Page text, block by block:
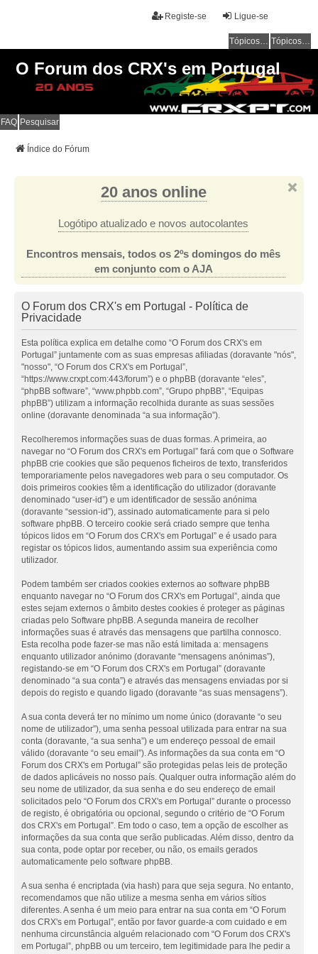
Ligue-se
Registe-se
Tópicos sem resposta Tópicos ativos
O Forum dos CRX's em Portugal
FAQ Pesquisar
Índice do Fórum
20 anos online
Logótipo atualizado e novos autocolantes
Encontros mensais, todos os 2ºs domingos do mês
em conjunto com o AJA
O Forum dos CRX's em Portugal - Política de
Privacidade
Esta política explica em detalhe como “O Forum dos CRX's em
Portugal” juntamente com as suas empresas afiliadas (doravante "nós",
"nosso", “O Forum dos CRX's em Portugal”,
“https://www.crxpt.com:443/forum”) e o phpBB (doravante “eles”,
“phpBB software”, “www.phpbb.com”, “Grupo phpBB”, “Equipas
phpBB”) utilizam a informação recolhida durante as suas sessões
online (doravante denominada “a sua informação”).
Recolheremos informações suas de duas formas. A primeira, ao
navegar no “O Forum dos CRX's em Portugal” fará com que o Software
phpBB crie cookies que são pequenos ficheiros de texto, transferidos
temporariamente pelos navegadores web para o seu computador. Os
dois primeiros cookies têm a identificação do utilizador (doravante
denominado “user-id”) e um identificador de sessão anónima
(doravante “session-id”), assinado automaticamente para si pelo
software phpBB. O terceiro cookie será criado sempre que tenha
tópicos lidos em “O Forum dos CRX's em Portugal” e é usado para
registar os tópicos lidos, aumentando assim sua experiência como
utilizador.
Podem também ser criados cookies externos ao software phpBB
enquanto navegar no “O Forum dos CRX's em Portugal”, ainda que
estes sejam externos o âmbito destes cookies é proteger as páginas
criadas pelo Software phpBB. A segunda maneira de recolher
informações suas é através das mensagens que partilha connosco.
Esta recolha pode fazer-se mas não está limitada a: mensagens
enquanto utilizador anónimo (doravante “mensagens anónimas”),
registando-se em “O Forum dos CRX's em Portugal” (doravante
denominado “a sua conta”) e através das mensagens enviadas por si
depois do registo e quando ligado (doravante “as suas mensagens”).
A sua conta deverá ter no mínimo um nome único (doravante “o seu
nome de utilizador”), uma senha pessoal utilizada para entrar na sua
conta (doravante, “a sua senha”) e um endereço pessoal de email
válido (doravante “o seu email”). As informações da sua conta em “O
Forum dos CRX's em Portugal” são protegidas pelas leis de proteção
de dados aplicáveis no nosso país. Qualquer outra informação além do
seu nome de utilizador, da sua senha e do seu endereço de email
solicitados pelo “O Forum dos CRX's em Portugal” durante o processo
de registo, é obrigatória ou opcional, segundo o critério de “O Forum
dos CRX's em Portugal”. Em todo o caso, tem a opção de escolher as
informações da sua conta que serão publicadas. Além disso, dentro da
sua conta, pode optar por receber, ou não, os emails gerados
automaticamente pelo software phpBB.
A sua senha é encriptada (via hash) para que seja segura. No entanto,
recomendamos que não utilize a mesma senha em vários sítios
diferentes. A senha é um meio para entrar na sua conta em “O Forum
dos CRX's em Portugal”, então por favor guarde-a com cuidado e em
nenhuma circunstância alguém relacionado com “O Forum dos CRX's
em Portugal”, phpBB ou um terceiro, tem legitimidade para lhe pedir a